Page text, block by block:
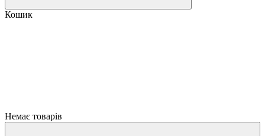
Кошик
Немає товарів